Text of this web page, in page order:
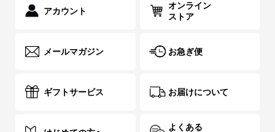
アカウント
オンライン
ストア
メールマガジン お急ぎ便
ギフトサービス お届けについて
よくある